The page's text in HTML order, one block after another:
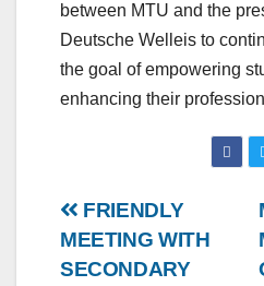
between MTU and the
Deutsche Welleis to
the goal of empowering
enhancing their
Post
navigation
FRIENDLY
MEETING WITH
SECONDARY